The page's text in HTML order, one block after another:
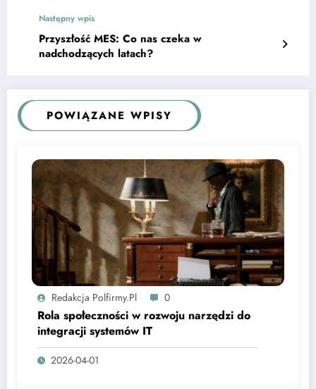
Następny wpis
Przyszłość MES: Co nas czeka w
nadchodzących latach?
POWIĄZANE WPISY
Redakcja Polfirmy.pl 0
Rola społeczności w rozwoju narzędzi do
integracji systemów IT
2026-04-01